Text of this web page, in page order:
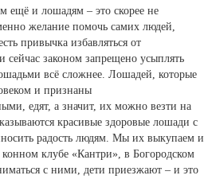
ещё и лошадям – это скорее не
желание помочь самих людей,
привычка избавляться от
законом запрещено усыплять
всё сложнее. Лошадей, которые
и признаны
едят, а значит, их можно везти на
красивые здоровые лошади с
радость людям. Мы их выкупаем и
клубе «Кантри», в Богородском
с ними, дети приезжают – и это